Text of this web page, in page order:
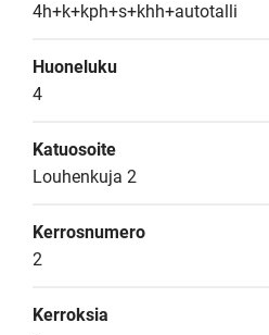
4h+k+kph+s+khh+autotalli
Huoneluku
4
Katuosoite
Louhenkuja 2
Kerrosnumero
2
Kerroksia